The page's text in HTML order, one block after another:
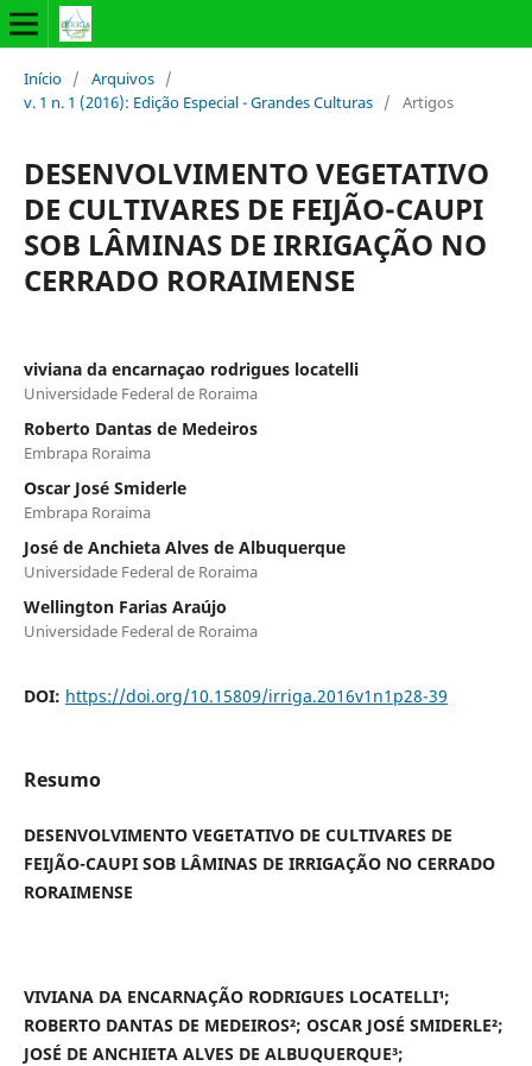
Início / Arquivos /
v. 1 n. 1 (2016): Edição Especial - Grandes Culturas / Artigos
DESENVOLVIMENTO VEGETATIVO
DE CULTIVARES DE FEIJÃO-CAUPI
SOB LÂMINAS DE IRRIGAÇÃO NO
CERRADO RORAIMENSE
viviana da encarnaçao rodrigues locatelli
Universidade Federal de Roraima
Roberto Dantas de Medeiros
Embrapa Roraima
Oscar José Smiderle
Embrapa Roraima
José de Anchieta Alves de Albuquerque
Universidade Federal de Roraima
Wellington Farias Araújo
Universidade Federal de Roraima
DOI: https://doi.org/10.15809/irriga.2016v1n1p28-39
Resumo
DESENVOLVIMENTO VEGETATIVO DE CULTIVARES DE
FEIJÃO-CAUPI SOB LÂMINAS DE IRRIGAÇÃO NO CERRADO
RORAIMENSE
VIVIANA DA ENCARNAÇÃO RODRIGUES LOCATELLI¹;
ROBERTO DANTAS DE MEDEIROS²; OSCAR JOSÉ SMIDERLE²;
JOSÉ DE ANCHIETA ALVES DE ALBUQUERQUE³;